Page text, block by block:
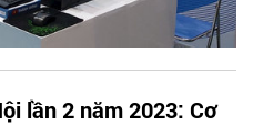
lần 2 năm 2023: Cơ